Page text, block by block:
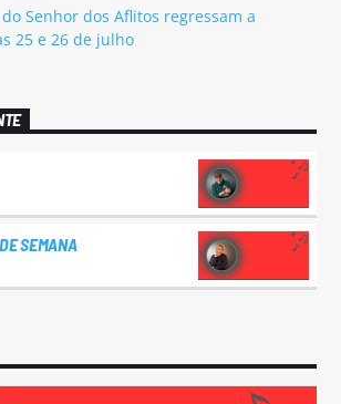
Senhor dos Aflitos regressam a
25 e 26 de julho
SEMANA